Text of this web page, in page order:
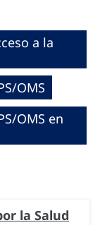
a la
OMS
OMS en
la Salud